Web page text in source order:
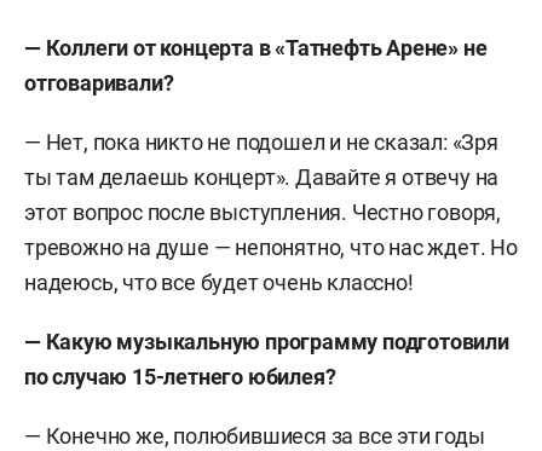
— Коллеги от концерта в «Татнефть Арене» не
отговаривали?
— Нет, пока никто не подошел и не сказал: «Зря
ты там делаешь концерт». Давайте я отвечу на
этот вопрос после выступления. Честно говоря,
тревожно на душе — непонятно, что нас ждет. Но
надеюсь, что все будет очень классно!
— Какую музыкальную программу подготовили
по случаю 15-летнего юбилея?
— Конечно же, полюбившиеся за все эти годы